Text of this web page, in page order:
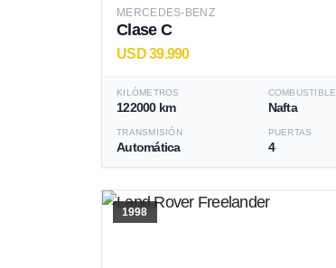
MERCEDES-BENZ
Clase C
USD 39.990
KILÓMETROS
122000 km
COMBUSTIBLE
Nafta
TRANSMISIÓN
Automática
PUERTAS
4
1998